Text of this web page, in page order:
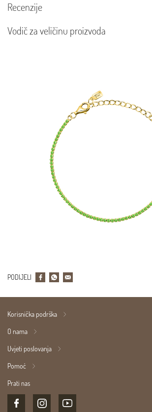
Recenzije
Vodič za veličinu proizvoda
PODIJELI
Korisnička podrška
O nama
Uvjeti poslovanja
Pomoć
Prati nas